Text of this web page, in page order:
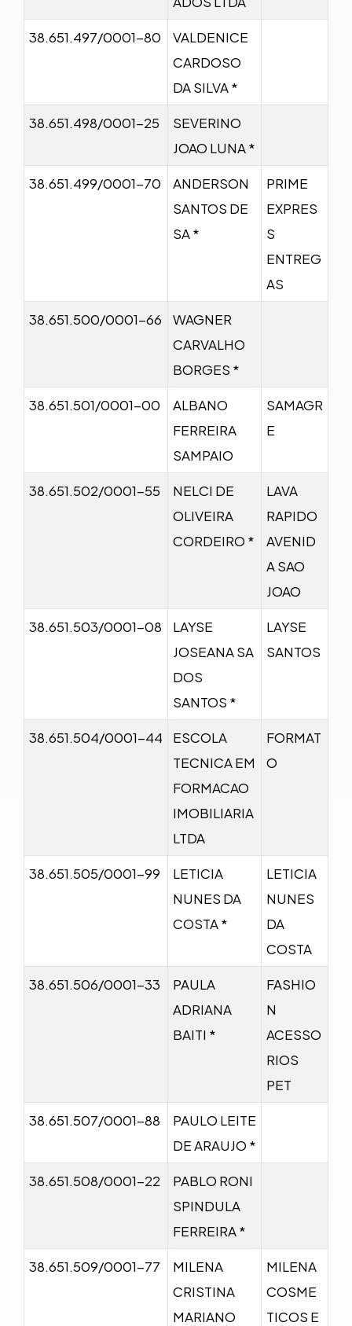
38.651.497/0001-80
VALDENICE
CARDOSO
DA SILVA *
38.651.498/0001-25
SEVERINO
JOAO LUNA *
38.651.499/0001-70
ANDERSON
SANTOS DE
SA *
PRIME
EXPRES
S
ENTREG
AS
38.651.500/0001-66
WAGNER
CARVALHO
BORGES *
38.651.501/0001-00
ALBANO
FERREIRA
SAMPAIO
SAMAGR
E
38.651.502/0001-55
NELCI DE
OLIVEIRA
CORDEIRO *
LAVA
RAPIDO
AVENID
A SAO
JOAO
38.651.503/0001-08
LAYSE
JOSEANA SA
DOS
SANTOS *
LAYSE
SANTOS
38.651.504/0001-44
ESCOLA
TECNICA EM
FORMACAO
IMOBILIARIA
LTDA
FORMAT
O
38.651.505/0001-99
LETICIA
NUNES DA
COSTA *
LETICIA
NUNES
DA
COSTA
38.651.506/0001-33
PAULA
ADRIANA
BAITI *
FASHIO
N
ACESSO
RIOS
PET
38.651.507/0001-88
PAULO LEITE
DE ARAUJO *
38.651.508/0001-22
PABLO RONI
SPINDULA
FERREIRA *
38.651.509/0001-77
MILENA
CRISTINA
MARIANO
MILENA
COSME
TICOS E